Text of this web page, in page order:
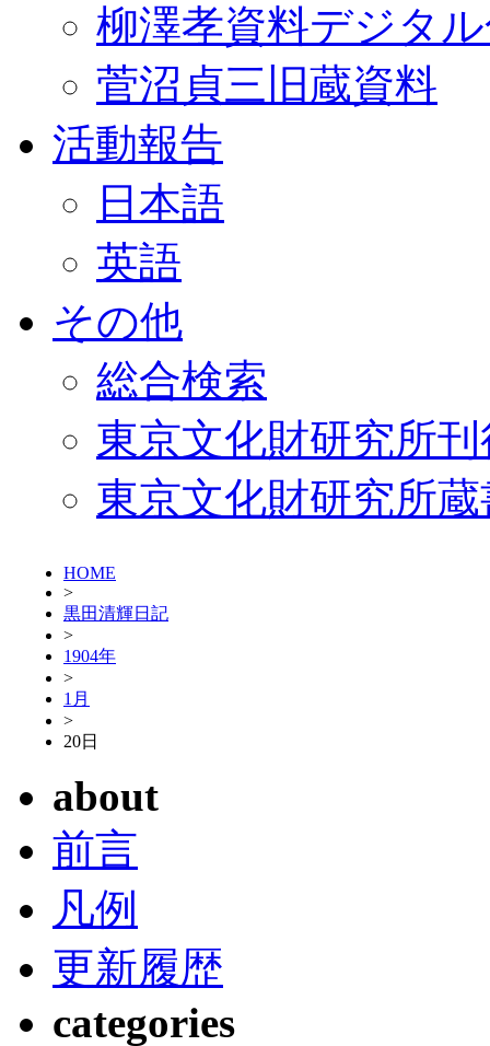
柳澤孝資料デジタ
菅沼貞三旧蔵資料
活動報告
日本語
英語
その他
総合検索
東京文化財研究所
東京文化財研究所
HOME
>
黒田清輝日記
>
1904年
>
1月
>
20日
about
前言
凡例
更新履歴
categories